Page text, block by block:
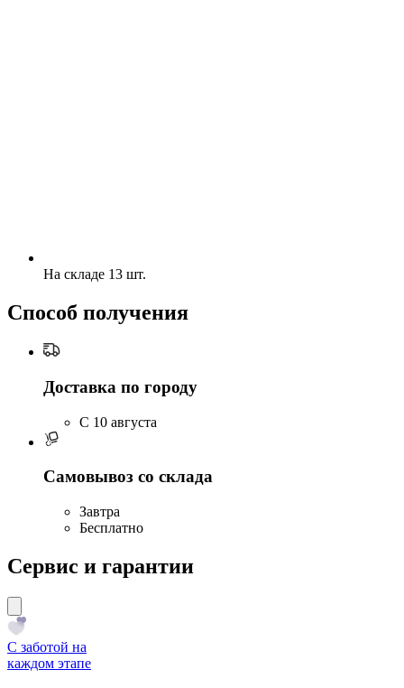
На складе 13 шт.
Способ получения
Доставка по городу
C 10 августа
Самовывоз со склада
Завтра
Бесплатно
Сервис и гарантии
С заботой на
каждом этапе